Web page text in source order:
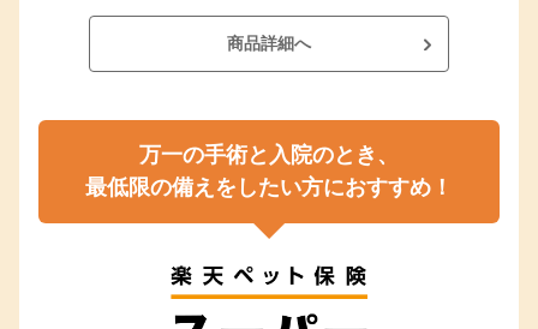
商品詳細へ
万一の手術と入院のとき、
最低限の備えをしたい方におすすめ！